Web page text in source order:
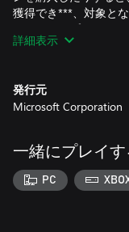
獲得でき***、対象と
できます。プレイし
み重なって、Rewards
オファーはすべての
定でのみ利用できま
カウントでキャンセル
常価格と指定された期
詳細表示
発行元
Microsoft Corporation
一緒にプレイす
PC